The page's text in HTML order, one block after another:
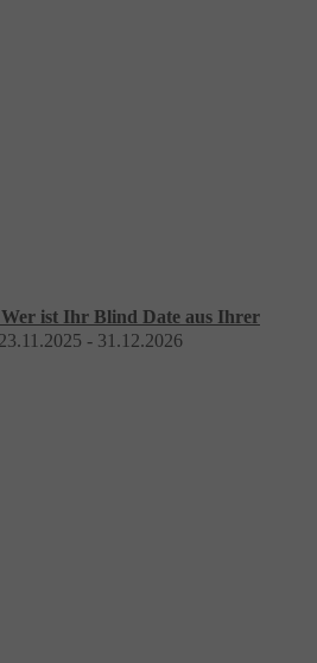
ist Ihr Blind Date aus Ihrer
23.11.2025 - 31.12.2026